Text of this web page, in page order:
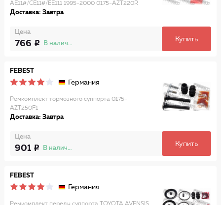
AE11#/CE11#/EE111 1995-2000 0175-AZT220R
Доставка: Завтра
Цена
766 В наличии
Купить
FEBEST
Германия
Ремкомплект тормозного суппорта 0175-
AZT250F1
Доставка: Завтра
Цена
901 В наличии
Купить
FEBEST
Германия